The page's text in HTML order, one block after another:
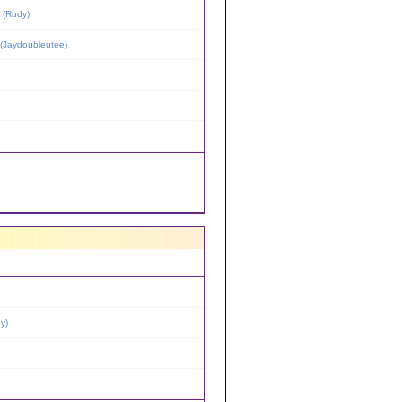
(Rudy)
(Jaydoubleutee)
)